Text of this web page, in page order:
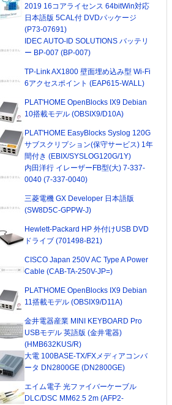
2019 16コアライセンス 64bitWin対応
日本語版 5CAL付 DVDパッケージ
(P73-07691)
IDEC AUTO-ID SOLUTIONS バッテリ
ー BP-007 (BP-007)
TP-Link AX1800 壁面埋め込み型 Wi-Fi
6アクセスポイント (EAP615-WALL)
PLAT'HOME OpenBlocks IX9 Debian
10搭載モデル (OBSIX9/D10A)
PLAT'HOME EasyBlocks Syslog 120G
サブスクリプション(保守サービス) 1年
間付き (EBIX/SYSLOG120G/1Y)
内田洋行 イレーザーFB型(大) 7-337-
0040 (7-337-0040)
三菱電機 GX Developer 日本語版
(SW8D5C-GPPW-J)
Hewlett-Packard HP 外付けUSB DVD
ドライブ (701498-B21)
CISCO Japan 250V AC Type A Power
Cable (CAB-TA-250V-JP=)
PLAT'HOME OpenBlocks IX9 Debian
11搭載モデル (OBSIX9/D11A)
金井電器産業 MINI KEYBOARD Pro
USBモデル 英語版 (金井電器)
(HMB632KUS/R)
大電 100BASE-TX/FXメディアコンバ
ータ DN2800GE (DN2800GE)
エイム電子 光ファイバーケーブル
DLC/DSC MM62.5 2m (AFP2-